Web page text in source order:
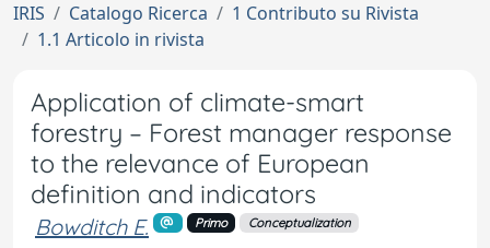
IRIS Catalogo Ricerca
1 Contributo su Rivista
1.1 Articolo in rivista
Application of climate-smart
forestry – Forest manager response
to the relevance of European
definition and indicators
Bowditch E. Primo Conceptualization